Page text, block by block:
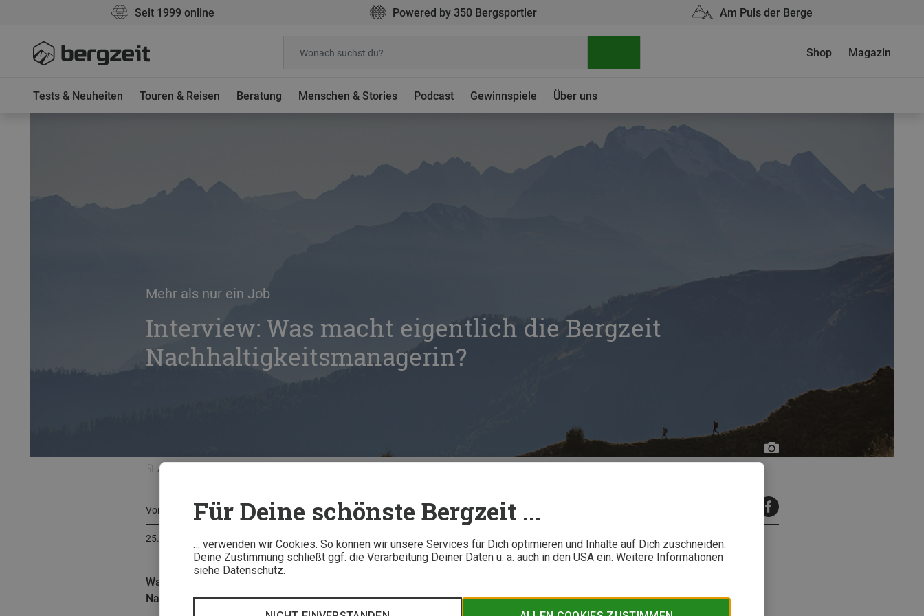
Für Deine schönste Bergzeit ...
… verwenden wir Cookies. So können wir unsere Services für Dich optimieren und Inhalte auf Dich zuschneiden.
Deine Zustimmung schließt ggf. die Verarbeitung Deiner Daten u. a. auch in den USA ein. Weitere Informationen
siehe Datenschutz.
Seit 1999 online Powered by 350 Bergsportler Am Puls der Berge
Tests & Neuheiten Touren & Reisen Beratung Menschen & Stories Podcast Gewinnspiele Über uns
Shop Magazin
Mehr als nur ein Job
Interview: Was macht eigentlich die Bergzeit
Nachhaltigkeitsmanagerin?
Bergzeit
Von Caroline Opp
25. Juni 2024
Was ist eigentlich der Job eines Nachhaltigkeitsmanagers? Wir haben nachgefragt bei Jule Schneider,
Nachhaltigkeitsmanagerin bei Bergzeit.